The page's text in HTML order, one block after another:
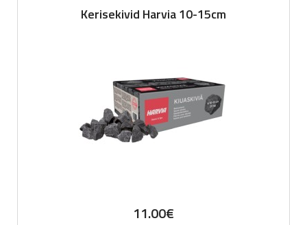
Kerisekivid Harvia 10-15cm
11.00€